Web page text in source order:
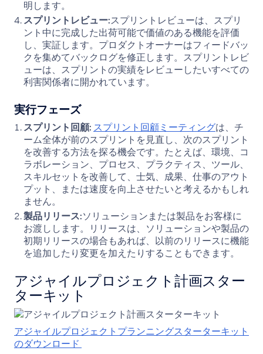
明します。
スプリントレビュー:スプリントレビューは、スプリ
ント中に完成した出荷可能で価値のある機能を評価
し、実証します。プロダクトオーナーはフィードバッ
クを集めてバックログを修正します。スプリントレビ
ューは、スプリントの実績をレビューしたいすべての
利害関係者に開かれています。
実行フェーズ
スプリント回顧: スプリント回顧ミーティングは、チ
ーム全体が前のスプリントを見直し、次のスプリント
を改善する方法を探る機会です。たとえば、環境、コ
ラボレーション、プロセス、プラクティス、ツール、
スキルセットを改善して、士気、成果、仕事のアウト
プット、または速度を向上させたいと考えるかもしれ
ません。
製品リリース:ソリューションまたは製品をお客様に
お渡しします。リリースは、ソリューションや製品の
初期リリースの場合もあれば、以前のリリースに機能
を追加したり変更を加えたりすることもできます。
アジャイルプロジェクト計画スター
ターキット
アジャイルプロジェクトプランニングスターターキット
のダウンロード